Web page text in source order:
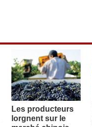
Les producteurs
lorgnent sur le